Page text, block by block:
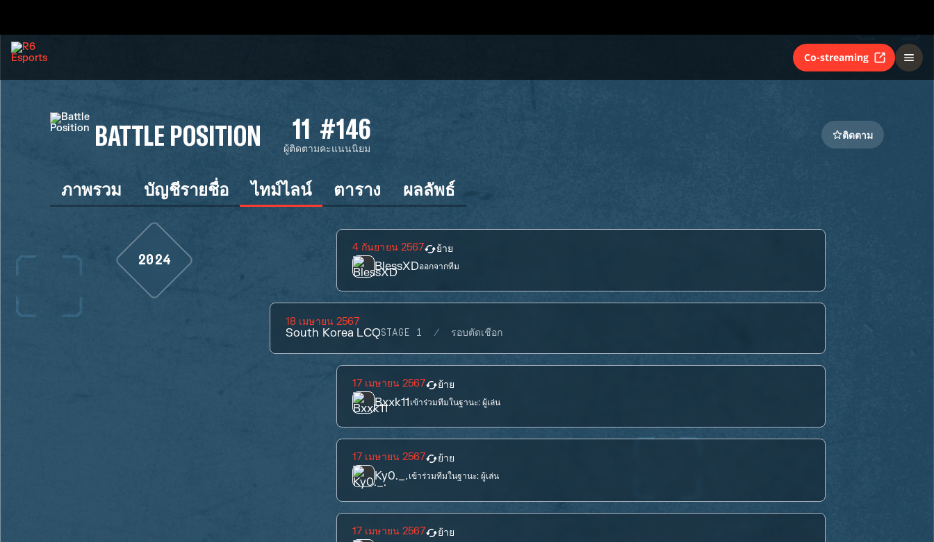
Co-streaming
BATTLE POSITION 11
ผู้ติดตาม
#146
คะแนนนิยม
ติดตาม
ภาพรวม บัญชีรายชื่อ ไทม์ไลน์ ตาราง ผลลัพธ์
2024
4 กันยายน 2567 ย้าย
BlessXDออกจากทีม
18 เมษายน 2567
South Korea LCQSTAGE 1 รอบตัดเชือก
17 เมษายน 2567 ย้าย
Bxxk11เข้าร่วมทีมในฐานะ:ผู้เล่น
17 เมษายน 2567 ย้าย
Ky0._.เข้าร่วมทีมในฐานะ:ผู้เล่น
17 เมษายน 2567 ย้าย